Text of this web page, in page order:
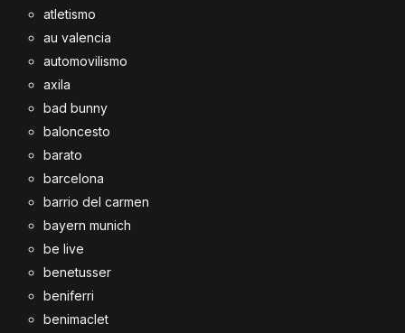
atletismo
au valencia
automovilismo
axila
bad bunny
baloncesto
barato
barcelona
barrio del carmen
bayern munich
be live
benetusser
beniferri
benimaclet